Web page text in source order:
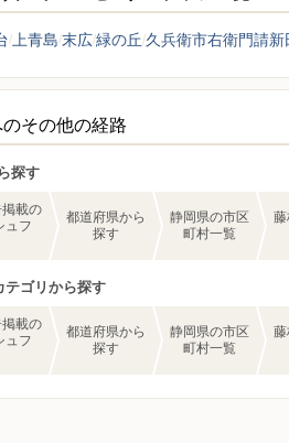
上青島 末広緑の丘 久兵衛市右衛門請新
その他の経路
探す
載の
ュフ
都道府県から
探す
静岡県の市区
町村一覧
藤
テゴリから探す
載の
ュフ
都道府県から
探す
静岡県の市区
町村一覧
藤